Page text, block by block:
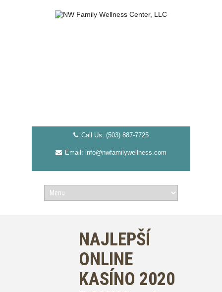
Call Us: (503) 887-7725
Email: info@nwfamilywellness.com
NAJLEPŠÍ
ONLINE
KASÍNO 2020